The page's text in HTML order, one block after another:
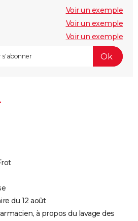
Voir un exemple
Voir un exemple
Voir un exemple
du 12 août
à propos du lavage des